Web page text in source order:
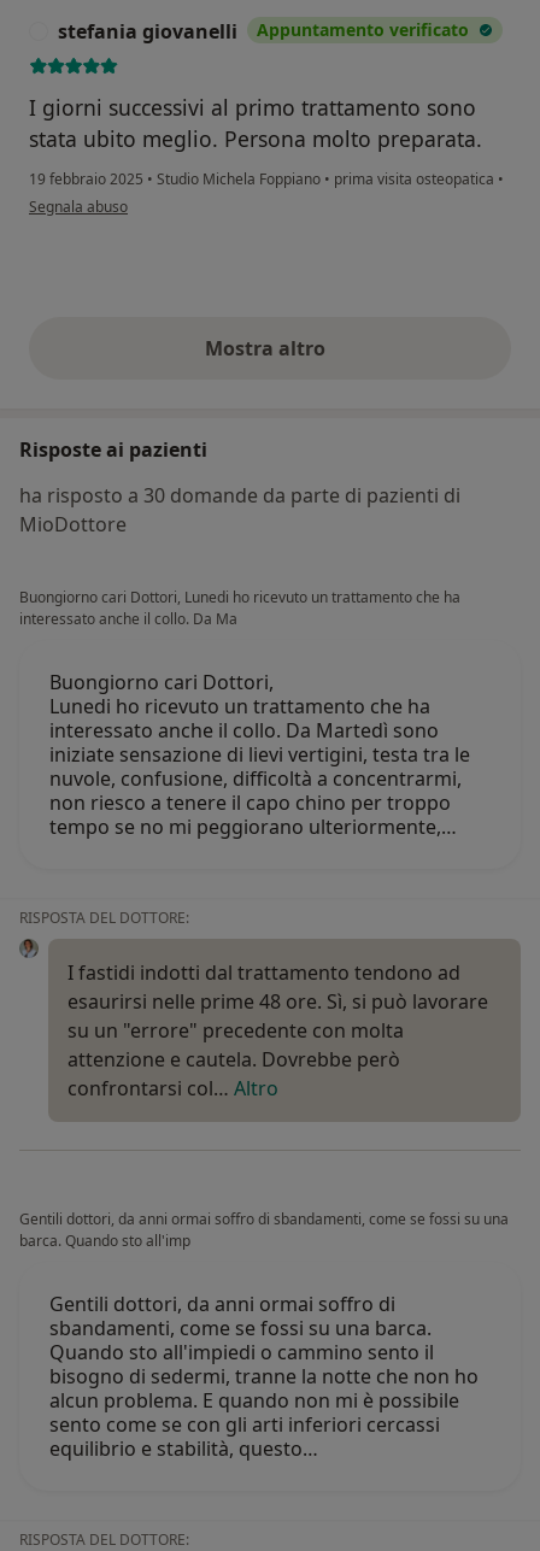
stefania giovanelli Appuntamento verificato
I giorni successivi al primo trattamento sono
stata ubito meglio. Persona molto preparata.
19 febbraio 2025 • Studio Michela Foppiano • prima visita osteopatica •
secondo l'opinione dell'utente stefania giovanelli
Segnala abuso
Mostra altroopinioni di cui sopra
Risposte ai pazienti
ha risposto a 30 domande da parte di pazienti di
MioDottore
Buongiorno cari Dottori, Lunedi ho ricevuto un trattamento che ha
interessato anche il collo. Da Ma
Buongiorno cari Dottori,
Lunedi ho ricevuto un trattamento che ha
interessato anche il collo. Da Martedì sono
iniziate sensazione di lievi vertigini, testa tra le
nuvole, confusione, difficoltà a concentrarmi,
non riesco a tenere il capo chino per troppo
tempo se no mi peggiorano ulteriormente,…
RISPOSTA DEL DOTTORE:
I fastidi indotti dal trattamento tendono ad
esaurirsi nelle prime 48 ore. Sì, si può lavorare
su un "errore" precedente con molta
attenzione e cautela. Dovrebbe però
confrontarsi col… Altro
Gentili dottori, da anni ormai soffro di sbandamenti, come se fossi su una
barca. Quando sto all'imp
Gentili dottori, da anni ormai soffro di
sbandamenti, come se fossi su una barca.
Quando sto all'impiedi o cammino sento il
bisogno di sedermi, tranne la notte che non ho
alcun problema. E quando non mi è possibile
sento come se con gli arti inferiori cercassi
equilibrio e stabilità, questo…
RISPOSTA DEL DOTTORE: